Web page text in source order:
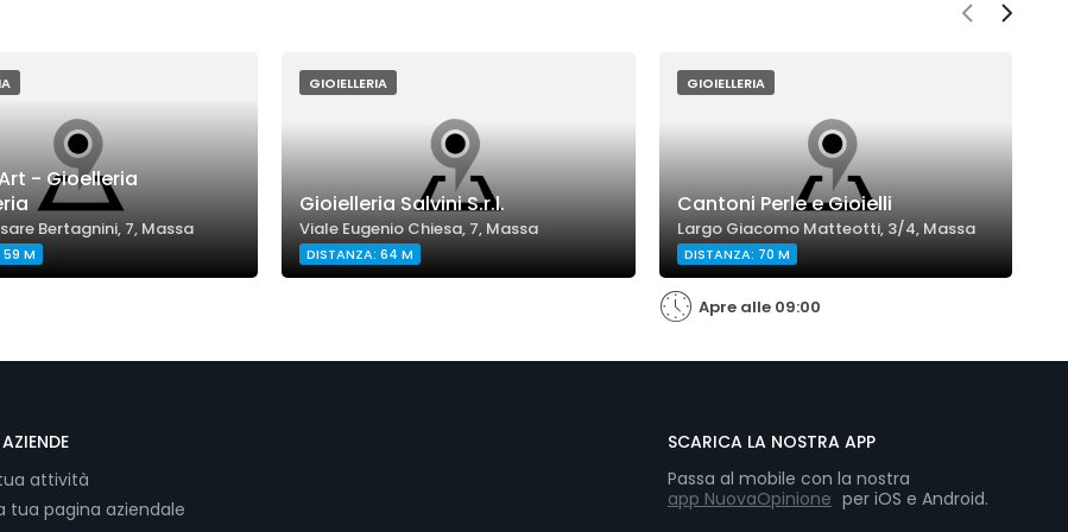
- Gioelleria
Bertagnini, 7, Massa
59 M
GIOIELLERIA
Gioielleria Salvini S.r.l.
Viale Eugenio Chiesa, 7, Massa
DISTANZA: 64 M
GIOIELLERIA
Cantoni Perle e Gioielli
Largo Giacomo Matteotti, 3/4, Massa
DISTANZA: 70 M
Apre alle 09:00
attività
tua pagina aziendale
SCARICA LA NOSTRA APP
Passa al mobile con la nostra
app NuovaOpinione per iOS e Android.